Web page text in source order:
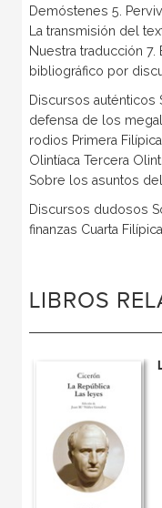
Demóstenes 5.
La transmisión del
Nuestra traducción
bibliográfico por
Discursos auténticos
defensa de los
rodios Primera
Olintíaca Tercera
Sobre los asuntos
Discursos dudosos
finanzas Cuarta
LIBROS